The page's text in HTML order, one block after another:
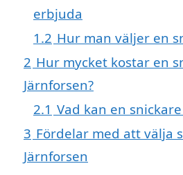
erbjuda
1.2 Hur man väljer en
2 Hur mycket kostar en
Järnforsen?
2.1 Vad kan en
3 Fördelar med att välja
Järnforsen